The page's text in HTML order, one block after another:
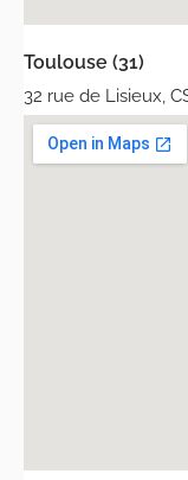
Toulouse (31)
32 rue de Lisieux,